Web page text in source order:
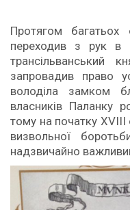
Протягом багатьох
переходив з рук в
трансільванський
запровадив право
володіла замком
власників Паланку
тому на початку XVIII
визвольної
надзвичайно